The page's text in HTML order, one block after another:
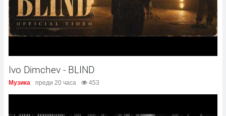
Ivo Dimchev - BLIND
Музика преди 20 часа 453